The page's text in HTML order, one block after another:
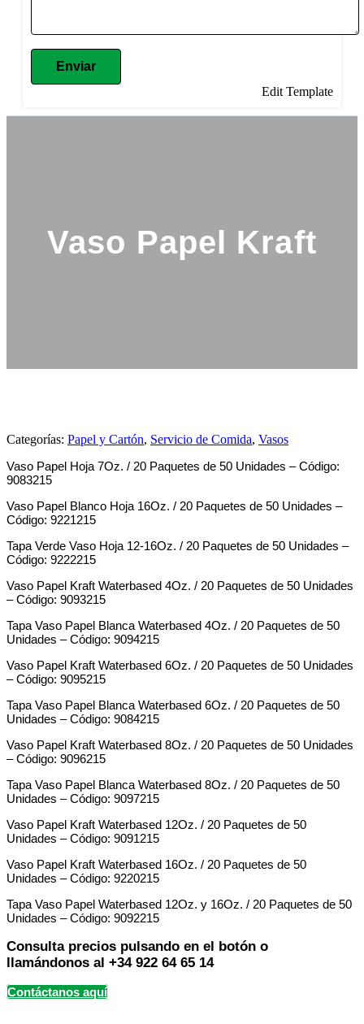
Enviar
Edit Template
Vaso Papel Kraft
Categorías: Papel y Cartón, Servicio de Comida, Vasos
Vaso Papel Hoja 7Oz. / 20 Paquetes de 50 Unidades – Código:
9083215
Vaso Papel Blanco Hoja 16Oz. / 20 Paquetes de 50 Unidades –
Código: 9221215
Tapa Verde Vaso Hoja 12-16Oz. / 20 Paquetes de 50 Unidades –
Código: 9222215
Vaso Papel Kraft Waterbased 4Oz. / 20 Paquetes de 50 Unidades
– Código: 9093215
Tapa Vaso Papel Blanca Waterbased 4Oz. / 20 Paquetes de 50
Unidades – Código: 9094215
Vaso Papel Kraft Waterbased 6Oz. / 20 Paquetes de 50 Unidades
– Código: 9095215
Tapa Vaso Papel Blanca Waterbased 6Oz. / 20 Paquetes de 50
Unidades – Código: 9084215
Vaso Papel Kraft Waterbased 8Oz. / 20 Paquetes de 50 Unidades
– Código: 9096215
Tapa Vaso Papel Blanca Waterbased 8Oz. / 20 Paquetes de 50
Unidades – Código: 9097215
Vaso Papel Kraft Waterbased 12Oz. / 20 Paquetes de 50
Unidades – Código: 9091215
Vaso Papel Kraft Waterbased 16Oz. / 20 Paquetes de 50
Unidades – Código: 9220215
Tapa Vaso Papel Waterbased 12Oz. y 16Oz. / 20 Paquetes de 50
Unidades – Código: 9092215
Consulta precios pulsando en el botón o
llamándonos al +34 922 64 65 14
Contáctanos aquí